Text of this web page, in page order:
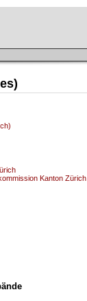
Kanton Zürich